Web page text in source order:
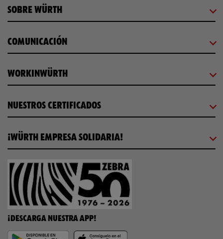
SOBRE WÜRTH
COMUNICACIÓN
WORKINWÜRTH
NUESTROS CERTIFICADOS
¡WÜRTH EMPRESA SOLIDARIA!
¡DESCARGA NUESTRA APP!